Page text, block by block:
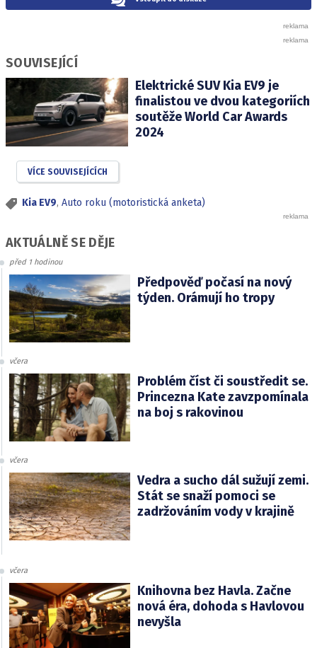
SOUVISEJÍCÍ
Elektrické SUV Kia EV9 je
finalistou ve dvou kategoriích
soutěže World Car Awards
2024
VÍCE SOUVISEJÍCÍCH
Kia EV9, Auto roku (motoristická anketa)
AKTUÁLNĚ SE DĚJE
před 1 hodinou
Předpověď počasí na nový
týden. Orámují ho tropy
včera
Problém číst či soustředit se.
Princezna Kate zavzpomínala
na boj s rakovinou
včera
Vedra a sucho dál sužují zemi.
Stát se snaží pomoci se
zadržováním vody v krajině
včera
Knihovna bez Havla. Začne
nová éra, dohoda s Havlovou
nevyšla